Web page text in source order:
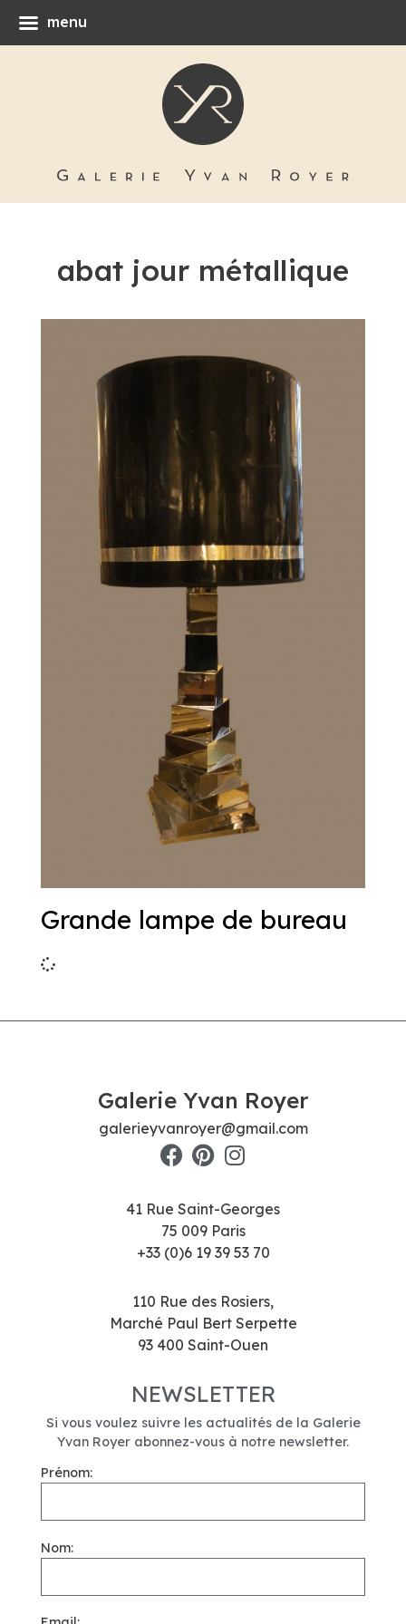
abat jour métallique
Grande lampe de bureau
Galerie Yvan Royer
galerieyvanroyer@gmail.com
41 Rue Saint-Georges
75 009 Paris
+33 (0)6 19 39 53 70
110 Rue des Rosiers,
Marché Paul Bert Serpette
93 400 Saint-Ouen
NEWSLETTER
Si vous voulez suivre les actualités de la Galerie
Yvan Royer abonnez-vous à notre newsletter.
Prénom:
Nom:
menu